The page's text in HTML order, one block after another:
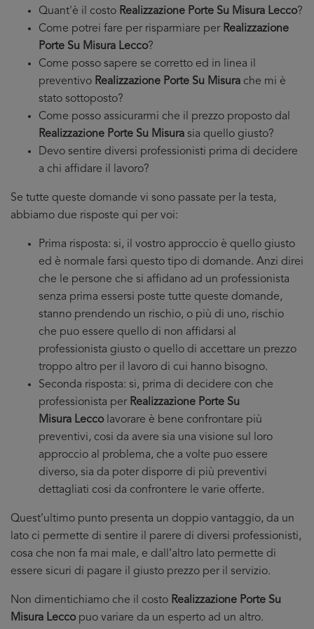
Quant'è il costo Realizzazione Porte Su Misura Lecco?
Come potrei fare per risparmiare per Realizzazione
Porte Su Misura Lecco?
Come posso sapere se corretto ed in linea il
preventivo Realizzazione Porte Su Misura che mi è
stato sottoposto?
Come posso assicurarmi che il prezzo proposto dal
Realizzazione Porte Su Misura sia quello giusto?
Devo sentire diversi professionisti prima di decidere
a chi affidare il lavoro?
Se tutte queste domande vi sono passate per la testa,
abbiamo due risposte qui per voi:
Prima risposta: si, il vostro approccio è quello giusto
ed è normale farsi questo tipo di domande. Anzi direi
che le persone che si affidano ad un professionista
senza prima essersi poste tutte queste domande,
stanno prendendo un rischio, o più di uno, rischio
che puo essere quello di non affidarsi al
professionista giusto o quello di accettare un prezzo
troppo altro per il lavoro di cui hanno bisogno.
Seconda risposta: si, prima di decidere con che
professionista per Realizzazione Porte Su
Misura Leccolavorare è bene confrontare più
preventivi, cosi da avere sia una visione sul loro
approccio al problema, che a volte puo essere
diverso, sia da poter disporre di più preventivi
dettagliati cosi da confrontere le varie offerte.
Quest’ultimo punto presenta un doppio vantaggio, da un
lato ci permette di sentire il parere di diversi professionisti,
cosa che non fa mai male, e dall’altro lato permette di
essere sicuri di pagare il giusto prezzo per il servizio.
Non dimentichiamo che il costo Realizzazione Porte Su
Misura Leccopuo variare da un esperto ad un altro.